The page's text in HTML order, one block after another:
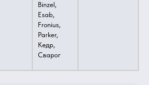
Binzel,
Esab,
Fronius,
Parker,
Кедр,
Сварог